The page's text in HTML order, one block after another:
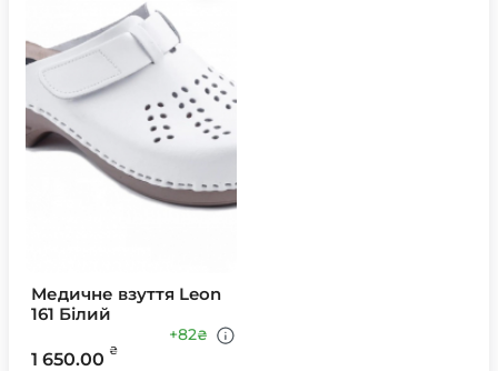
Медичне взуття Leon
161 Білий
1 650.00 ₴
+82₴